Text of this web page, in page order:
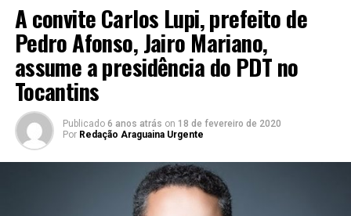
A convite Carlos Lupi, prefeito de
Pedro Afonso, Jairo Mariano,
assume a presidência do PDT no
Tocantins
Publicado 6 anos atrás on 18 de fevereiro de 2020
Por Redação Araguaina Urgente